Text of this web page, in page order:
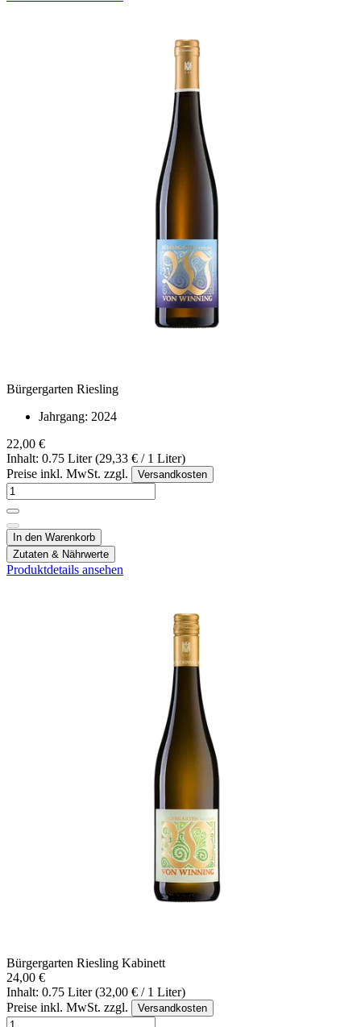
Bürgergarten Riesling
Jahrgang: 2024
22,00 €
Inhalt: 0.75 Liter (29,33 € / 1 Liter)
Preise inkl. MwSt. zzgl.
Versandkosten
In den Warenkorb
Zutaten & Nährwerte
Produktdetails ansehen
Bürgergarten Riesling Kabinett
24,00 €
Inhalt: 0.75 Liter (32,00 € / 1 Liter)
Preise inkl. MwSt. zzgl.
Versandkosten